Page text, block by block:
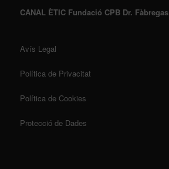
CANAL ÈTIC Fundació CPB Dr. Fàbregas
Avís Legal
Política de Privacitat
Política de Cookies
Protecció de Dades